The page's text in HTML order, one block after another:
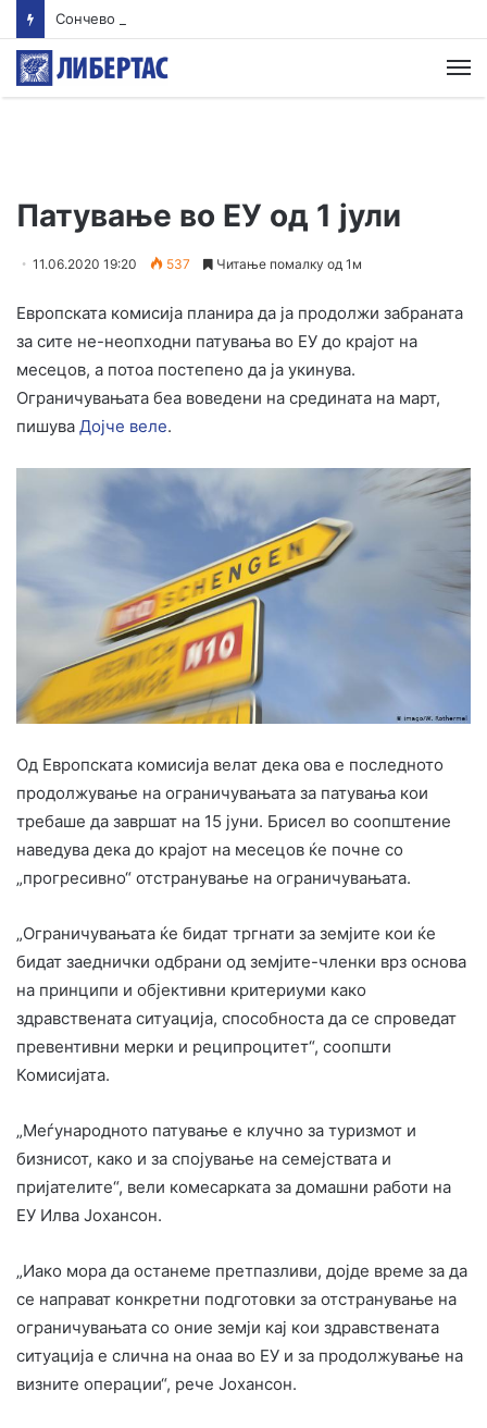
Сончево и многу топло
Патување во ЕУ од 1 јули
11.06.2020 19:20 537 Читање помалку од 1м
Европската комисија планира да ја продолжи забраната
за сите не-неопходни патувања во ЕУ до крајот на
месецов, а потоа постепено да ја укинува.
Ограничувањата беа воведени на средината на март,
пишува Дојче веле.
Од Европската комисија велат дека ова е последното
продолжување на ограничувањата за патувања кои
требаше да завршат на 15 јуни. Брисел во соопштение
наведува дека до крајот на месецов ќе почне со
„прогресивно“ отстранување на ограничувањата.
„Ограничувањата ќе бидат тргнати за земјите кои ќе
бидат заеднички одбрани од земјите-членки врз основа
на принципи и објективни критериуми како
здравствената ситуација, способноста да се спроведат
превентивни мерки и реципроцитет“, соопшти
Комисијата.
„Меѓународното патување е клучно за туризмот и
бизнисот, како и за спојување на семејствата и
пријателите“, вели комесарката за домашни работи на
ЕУ Илва Јохансон.
„Иако мора да останеме претпазливи, дојде време за да
се направат конкретни подготовки за отстранување на
ограничувањата со оние земји кај кои здравствената
ситуација е слична на онаа во ЕУ и за продолжување на
визните операции“, рече Јохансон.